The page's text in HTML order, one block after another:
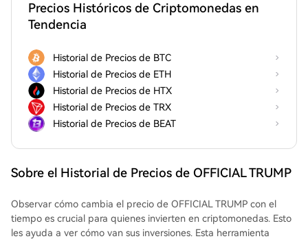
Precios Históricos de Criptomonedas en
Tendencia
Historial de Precios de BTC
Historial de Precios de ETH
Historial de Precios de HTX
Historial de Precios de TRX
Historial de Precios de BEAT
Sobre el Historial de Precios de OFFICIAL TRUMP
Observar cómo cambia el precio de OFFICIAL TRUMP con el
tiempo es crucial para quienes invierten en criptomonedas. Esto
les ayuda a ver cómo van sus inversiones. Esta herramienta